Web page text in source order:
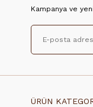
Kampanya ve
ÜRÜN